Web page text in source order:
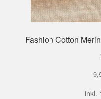
Fashion Cotton
inkl.